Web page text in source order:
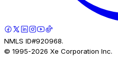
NMLS ID#920968.
© 1995-2026 Xe Corporation Inc.